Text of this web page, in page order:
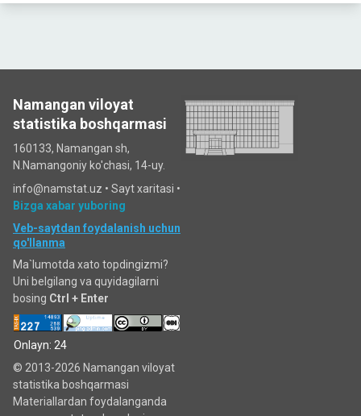
Namangan viloyat
statistika boshqarmasi
160133, Namangan sh,
N.Namangoniy ko'chasi, 14-uy.
info@namstat.uz • Sayt xaritasi •
Bizga xabar yuboring
Veb-saytdan foydalanish uchun
qo'llanma
Ma`lumotda xato topdingizmi?
Uni belgilang va quyidagilarni
bosing Ctrl + Enter
Onlayn: 24
© 2013-2026 Namangan viloyat
statistika boshqarmasi
Materiallardan foydalanganda